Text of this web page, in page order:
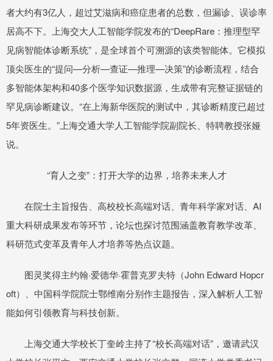
者大约有3亿人，超过艾滋病和癌症患者的总数，但漏诊、误诊率
居高不下。上海交大人工智能学院发布的“DeepRare：推理型罕
见病智能体诊断系统”，是全球首个可溯源的该类智能体。它模拟
顶尖医生的“提问—分析—查证—推理—决策”的诊断流程，结合
多智能体架构和40多个医学知识数据源，生成带有完整证据链的
罕见病诊断建议。“在上海新华医院的测试中，其诊断精度已超过
5年资医生。”上海交通大学人工智能学院副院长、特聘教授张娅
说。
“育人之变”：打开大学的边界，培养未来人才
在院士主旨报告、高校校长高端对话、青年科学家对话、AI
重大科研成果发布等环节，论坛也探讨范围涵盖教育教学改革、
科研范式变革及青年人才培养等热点议题。
图灵奖得主约翰·爱德华·霍普克罗夫特（John Edward Hopcr
oft）、中国科学院院士鄂维南分别作主题报告，深入解析人工智
能如何引领教育与科技创新。
上海交通大学校长丁奎岭主持了“校长高端对话”，邀请武汉